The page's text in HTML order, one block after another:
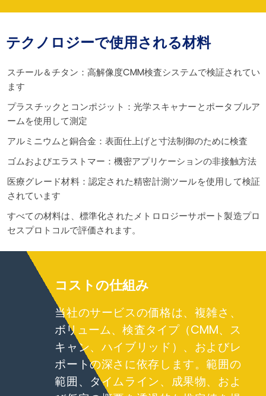
テクノロジーで使用される材料
スチール＆チタン：高解像度CMM検査システムで検証されてい
ます
プラスチックとコンポジット：光学スキャナーとポータブルア
ームを使用して測定
アルミニウムと銅合金：表面仕上げと寸法制御のために検査
ゴムおよびエラストマー：機密アプリケーションの非接触方法
医療グレード材料：認定された精密計測ツールを使用して検証
されています
すべての材料は、標準化されたメトロロジーサポート製造プロ
セスプロトコルで評価されます。
コストの仕組み
当社のサービスの価格は、複雑さ、
ボリューム、検査タイプ（CMM、ス
キャン、ハイブリッド）、およびレ
ポートの深さに依存します。範囲の
範囲、タイムライン、成果物、およ